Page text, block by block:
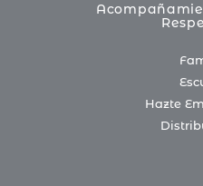
Hazte